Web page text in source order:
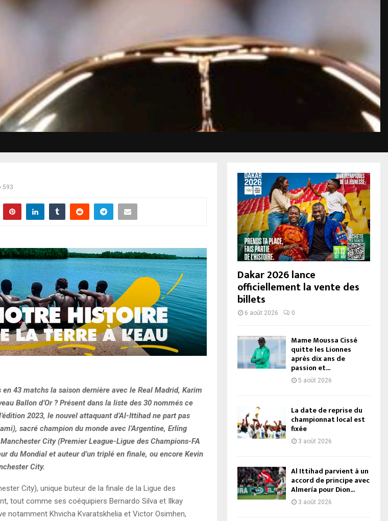
593
43 matchs la saison dernière avec le Real Madrid, Karim
Ballon d’Or ? Présent dans la liste des 30 nommés ce
2023, le nouvel attaquant d’Al-Ittihad ne part pas
sacré champion du monde avec l’Argentine, Erling
City (Premier League-Ligue des Champions-FA
du Mondial et auteur d’un triplé en finale, ou encore Kevin
City.
City), unique buteur de la finale de la Ligue des
tout comme ses coéquipiers Bernardo Silva et Ilkay
notamment Khvicha Kvaratskhelia et Victor Osimhen,
Dakar 2026 lance
officiellement la vente des
billets
6 août 2026 0
Mame Moussa Cissé
quitte les Lionnes
après dix ans de
passion et...
5 août 2026
La date de reprise du
championnat local est
fixée
3 août 2026
Al Ittihad parvient à un
accord de principe avec
Almería pour Dion...
3 août 2026